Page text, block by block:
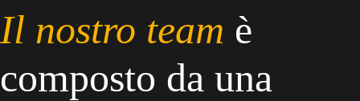
Il nostro team è
composto da una